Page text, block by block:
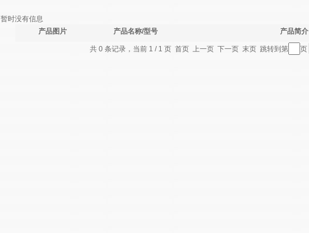
暂时没有信息
产品图片
产品名称/型号 产品简介
共 0 条记录，当前 1 / 1 页 首页 上一页 下一页 末页 跳转到第 页